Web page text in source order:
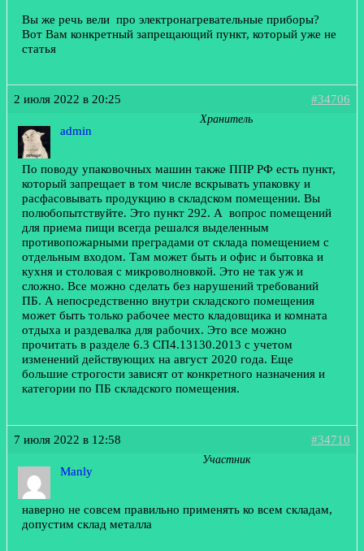
Вы же речь вели про электронагревательные приборы?
Вот Вам конкретный запрещающий пункт, который уже не
статья
2 июля 2022 в 20:25 #34706
admin
Хранитель
По поводу упаковочных машин также ППР РФ есть пункт,
который запрещает в том числе вскрывать упаковку и
расфасовывать продукцию в складском помещении. Вы
полюбопытствуйте. Это пункт 292. А вопрос помещений
для приема пищи всегда решался выделенным
противопожарными преградами от склада помещением с
отдельным входом. Там может быть и офис и бытовка и
кухня и столовая с микроволновкой. Это не так уж и
сложно. Все можно сделать без нарушений требований
ПБ. А непосредственно внутри складского помещения
может быть только рабочее место кладовщика и комната
отдыха и раздевалка для рабочих. Это все можно
прочитать в разделе 6.3 СП4.13130.2013 с учетом
изменений действующих на август 2020 года. Еще
большие строгости зависят от конкретного назначения и
категории по ПБ складского помещения.
7 июля 2022 в 12:58 #34710
Manly
Участник
наверно не совсем правильно применять ко всем складам,
допустим склад металла